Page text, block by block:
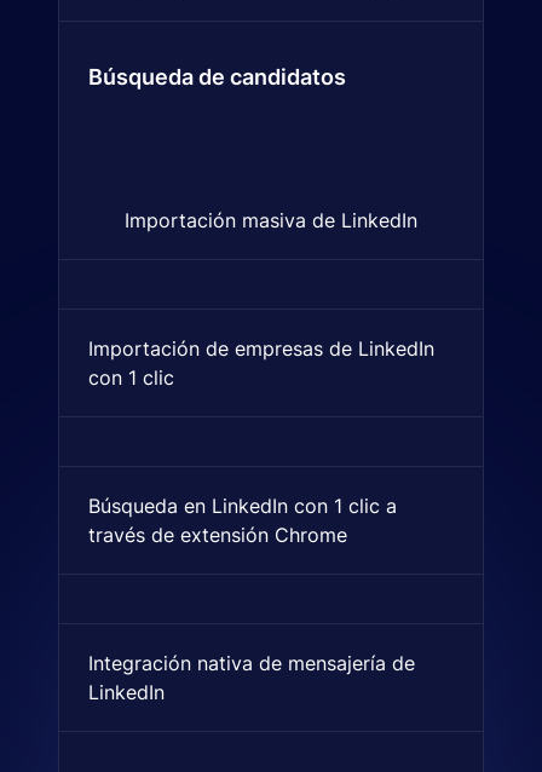
Búsqueda de candidatos
Importación masiva de LinkedIn
Importa múltiples perfiles de
Importación de empresas de LinkedIn
con 1 clic
Búsqueda en LinkedIn con 1 clic a
través de extensión ChromeUna extensión de
Integración nativa de mensajería de
LinkedIn